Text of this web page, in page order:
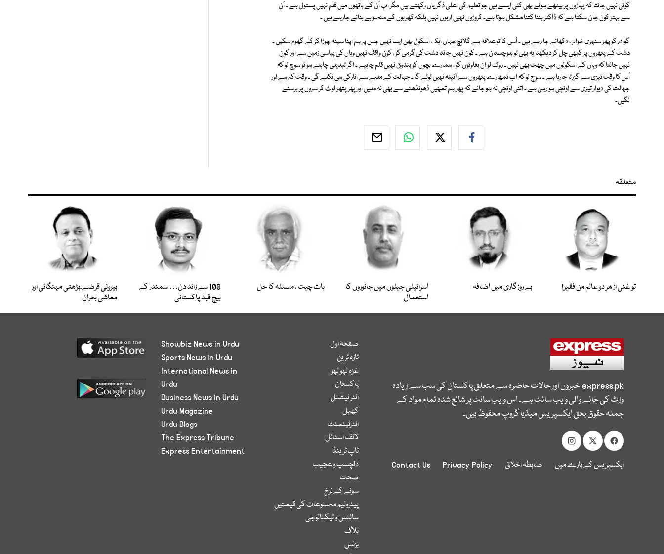
کوئی نہیں جانتا کہ پہاڑوں پر بیٹھے ہوئے بھی کئی ایسے ہیں جو تعلیم کی اعلی ڈگریاں رکھتے ہیں مگر اب اُن کے ہاتھوں میں قلم نہیں پستول ہے ۔ اُن
سے بہتر کون جان سکتا ہے کہ ڈاکٹر بننا کتنا مشکل ہوتا ہے۔ کروڑوں نہیں اربوں نہیں بلکہ کھربوں کے منصوبے بنائے جارہے ہیں ۔
گوادر کو پھر سنہری خواب دکھائے جا رہے ہیں ۔ اُسی کا تو علاقہ ہے کُلانچ جہاں ایک اسکول بھی ایسا نہیں جس پر ہم اپنا سینہ چوڑا کر کے گھوم سکیں ۔
دشت کے پتھروں پر کبھی چل کر دیکھنا یہ بھی تو بلوچستان ہے ۔ کون نہیں جانتا دشت کی گرمی کو ، کون واقف نہیں وہاں کی پیاسی زمین سے اور کون
نہیں جانتا کہ وہاں کے اسکولوں میں چھت بھی نہیں ۔ روک لو ان بغاوتوں کو ، ہمارے بچوں کو بندوق نہیں قلم چاہیے ۔ اگر تبدیلی چاہتے ہو تو سوچ لو کہ
اُس کا وقت تیزی سے گزرتا جارہا ہے ۔ سوچ لو کہ اب تمھارے پتھروں سے آئینہ نہیں ٹوٹے گا ۔ جہالت کے ملبے سے انارکی ہی نکلے گی ۔ وقت کم ہے اور
جہالت کی دیوار تیزی سے اونچی ہو رہی ہے ۔ اتنی اونچی نہ ہو جائے کہ پھر ہم تمھیں ڈھونڈھنے سے بھی نہ ملیں اور پھر پتھر لوٹ کر سروں پر برسنے
لگیں۔
متعلقہ
تو غنی از ھر دو عالم من فقیر! بے روزگاری میں اضافہ
اسرائیلی جیلوں میں جانوروں کا
استعمال
بات چیت ، مسئلہ کا حل
100 سے زائد دن… سمندر کے
بیچ قید پاکستانی
بیرونی قرضے،بڑھتی مہنگائی اور
معاشی بحران
express.pkخبروں اور حالات حاضرہ سے متعلق پاکستان کی سب سے زیادہ
وزٹ کی جانے والی ویب سائٹ ہے۔ اس ویب سائٹ پر شائع شدہ تمام مواد کے
جملہ حقوق بحق ایکسپریس میڈیا گروپ محفوظ ہیں۔
ایکسپریس کے بارے میں ضابطہ اخلاق Privacy Policy
Contact Us
صفحۂ اول
تازہ ترین
غزہ لہو لہو
پاکستان
انٹر نیشنل
کھیل
انٹرٹینمنٹ
لائف اسٹائل
ٹاپ ٹرینڈ
دلچسپ و عجیب
صحت
سونے کے نرخ
پیٹرولیم مصنوعات کی قیمتیں
سائنس و ٹیکنالوجی
بلاگ
بزنس
Showbiz News in Urdu
Sports News in Urdu
International News in
Urdu
Business News in Urdu
Urdu Magazine
Urdu Blogs
The Express Tribune
Express Entertainment